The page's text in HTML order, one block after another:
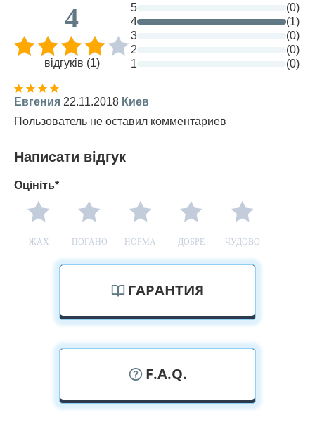
4
відгуків (1)
5
(0)
4
(1)
3
(0)
2
(0)
1
(0)
Евгения 22.11.2018 Киев
Пользователь не оставил комментариев
Написати відгук
Оцініть*
ЖАХ ПОГАНО НОРМА ДОБРЕ ЧУДОВО
ГАРАНТИЯ
F.A.Q.